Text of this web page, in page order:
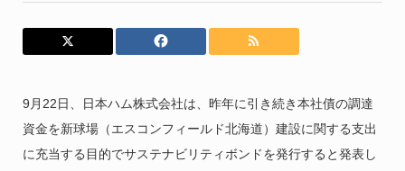
9月22日、日本ハム株式会社は、昨年に引き続き本社債の調達
資金を新球場（エスコンフィールド北海道）建設に関する支出
に充当する目的でサステナビリティボンドを発行すると発表し